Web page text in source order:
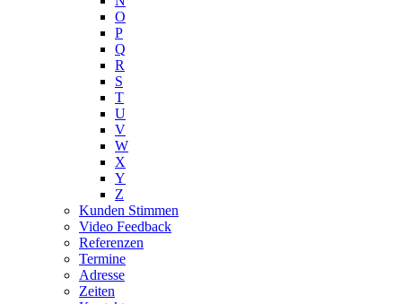
O
P
Q
R
S
T
U
V
W
X
Y
Z
Kunden Stimmen
Video Feedback
Referenzen
Termine
Adresse
Zeiten